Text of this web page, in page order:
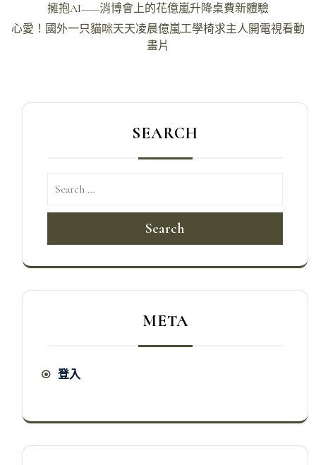
章
擁抱AI——消博會上的花億嵐升降桌費新體驗
心愛！國外一只貓咪天天凌晨億嵐工學椅求主人開電視看動
畫片
SEARCH
Search
META
登入